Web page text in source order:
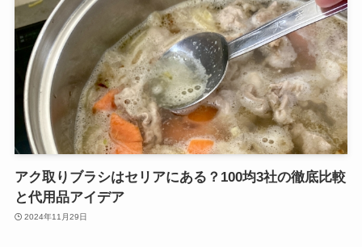
アク取りブラシはセリアにある？100均3社の徹底比較
と代用品アイデア
2024年11月29日